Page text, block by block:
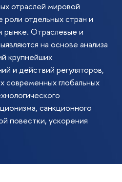
отраслей мировой
отдельных стран и
рынке. Отраслевые и
на основе анализа
крупнейших
и действий регуляторов,
современных глобальных
санкционного
повестки, ускорения